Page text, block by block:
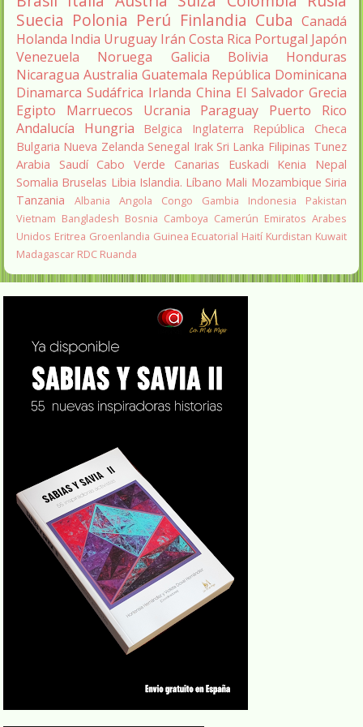
Suecia Polonia Perú Finlandia Cuba Canadá
Holanda India Uruguay Irán Costa Rica Portugal Japón
Venezuela
Noruega Galicia Bolivia
Honduras
Nicaragua Australia Guatemala República Dominicana
Dinamarca Sudáfrica Irlanda China El Salvador Grecia
Egipto
Marruecos Ucrania Paraguay
Puerto Rico
Andalucía
Hungria Belgica Inglaterra
República Checa
Bulgaria Nueva Zelanda Senegal Irak Sri Lanka Filipinas Tunez
Arabia Saudí Cabo Verde Canarias Euskadi Kenia
Nepal
Somalia Bruselas Libia Islandia. Líbano Mali Mozambique Siria
Tanzania
Albania Angola Congo Gambia Indonesia
Pakistan
Vietnam Bangladesh Bosnia Camboya Camerún Emiratos Arabes
Unidos Eritrea Groenlandia Guinea Ecuatorial Haití Kurdistan Kuwait
Madagascar RDC Ruanda